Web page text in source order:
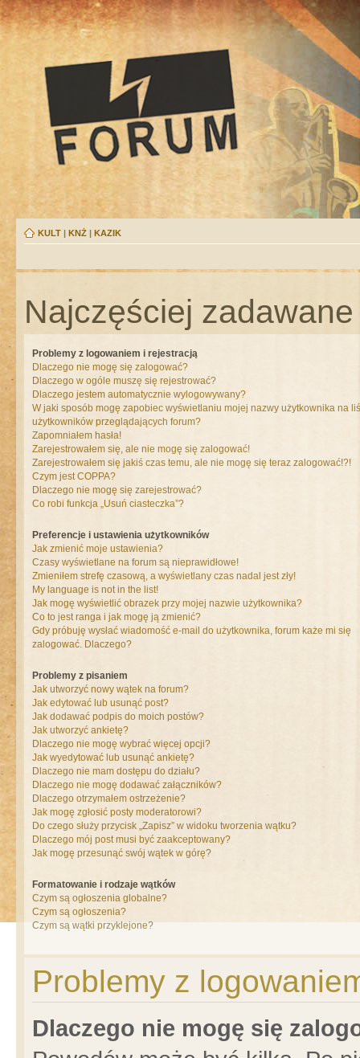
KULT | KNŻ | KAZIK
Najczęściej
Problemy z logowaniem i rejestracją
Dlaczego nie mogę się zalogować?
Dlaczego w ogóle muszę się rejestrować?
Dlaczego jestem automatycznie wylogowywany?
W jaki sposób mogę zapobiec wyświetlaniu mojej nazwy użytkownika na
użytkowników przeglądających forum?
Zapomniałem hasła!
Zarejestrowałem się, ale nie mogę się zalogować!
Zarejestrowałem się jakiś czas temu, ale nie mogę się teraz zalogować!?!
Czym jest COPPA?
Dlaczego nie mogę się zarejestrować?
Co robi funkcja „Usuń ciasteczka”?
Preferencje i ustawienia użytkowników
Jak zmienić moje ustawienia?
Czasy wyświetlane na forum są nieprawidłowe!
Zmieniłem strefę czasową, a wyświetlany czas nadal jest zły!
My language is not in the list!
Jak mogę wyświetlić obrazek przy mojej nazwie użytkownika?
Co to jest ranga i jak mogę ją zmienić?
Gdy próbuję wysłać wiadomość e-mail do użytkownika, forum każe mi się
zalogować. Dlaczego?
Problemy z pisaniem
Jak utworzyć nowy wątek na forum?
Jak edytować lub usunąć post?
Jak dodawać podpis do moich postów?
Jak utworzyć ankietę?
Dlaczego nie mogę wybrać więcej opcji?
Jak wyedytować lub usunąć ankietę?
Dlaczego nie mam dostępu do działu?
Dlaczego nie mogę dodawać załączników?
Dlaczego otrzymałem ostrzeżenie?
Jak mogę zgłosić posty moderatorowi?
Do czego służy przycisk „Zapisz” w widoku tworzenia wątku?
Dlaczego mój post musi być zaakceptowany?
Jak mogę przesunąć swój wątek w górę?
Formatowanie i rodzaje wątków
Czym są ogłoszenia globalne?
Czym są ogłoszenia?
Czym są wątki przyklejone?
Problemy z
Dlaczego nie mogę się